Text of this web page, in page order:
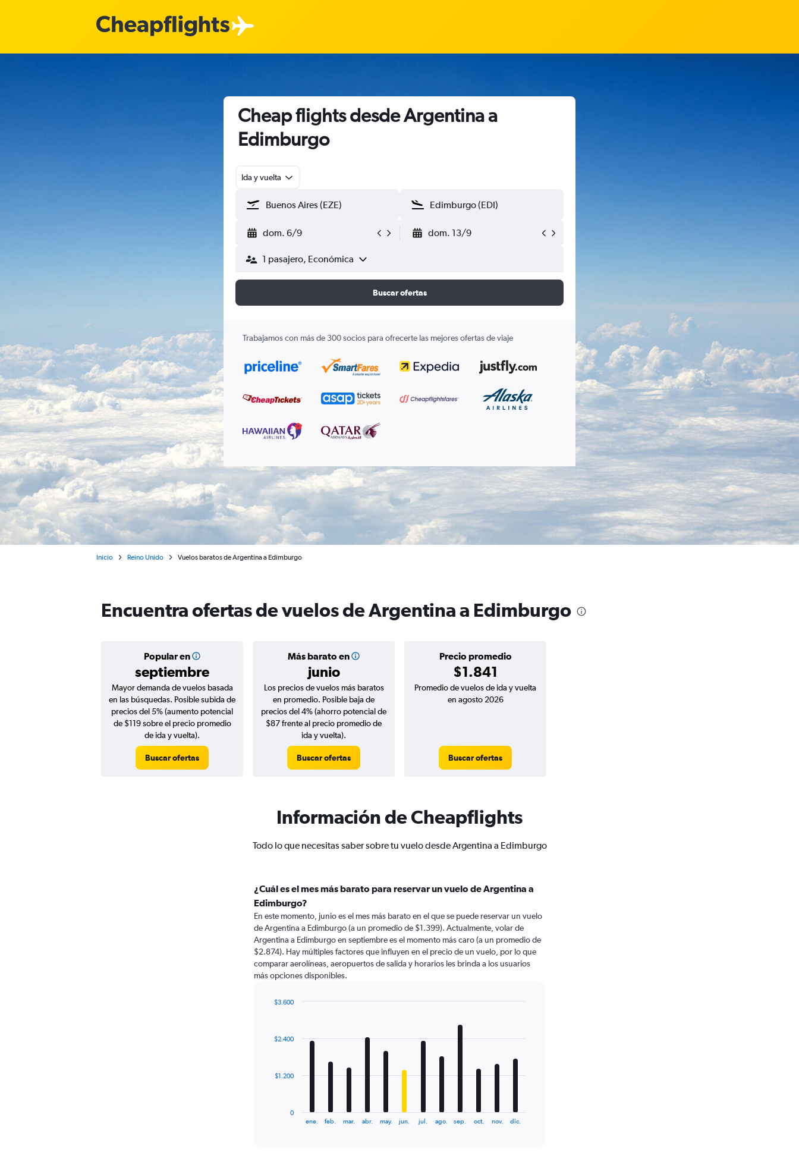
Cheap flights desde Argentina a
Edimburgo
Ida y vuelta
dom. 6/9 dom. 13/9
1 pasajero, Económica
Buscar ofertas
Trabajamos con más de 300 socios para ofrecerte las mejores ofertas de viaje
Inicio Reino Unido Vuelos baratos de Argentina a Edimburgo
Encuentra ofertas de vuelos de Argentina a Edimburgo
Popular en
septiembre
Más barato en
junio
Precio promedio
$1.841
Mayor demanda de vuelos basada
en las búsquedas. Posible subida de
precios del 5% (aumento potencial
de $119 sobre el precio promedio
de ida y vuelta).
Buscar ofertas
Los precios de vuelos más baratos
en promedio. Posible baja de
precios del 4% (ahorro potencial de
$87 frente al precio promedio de
ida y vuelta).
Buscar ofertas
Promedio de vuelos de ida y vuelta
en agosto 2026
Buscar ofertas
Información de Cheapflights
Todo lo que necesitas saber sobre tu vuelo desde Argentina a Edimburgo
¿Cuál es el mes más barato para reservar un vuelo de Argentina a
Edimburgo?
En este momento, junio es el mes más barato en el que se puede reservar un vuelo
de Argentina a Edimburgo (a un promedio de $1.399). Actualmente, volar de
Argentina a Edimburgo en septiembre es el momento más caro (a un promedio de
$2.874). Hay múltiples factores que influyen en el precio de un vuelo, por lo que
comparar aerolíneas, aeropuertos de salida y horarios les brinda a los usuarios
más opciones disponibles.
12
The
ene. feb. mar. abr. may. jun. jul. ago. sep. oct. nov. dic.
0
$1.200
$2.400
$3.600